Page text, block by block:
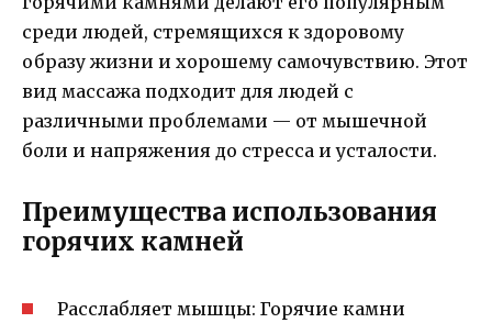
среди людей, стремящихся к здоровому
образу жизни и хорошему самочувствию. Этот
вид массажа подходит для людей с
различными проблемами — от мышечной
боли и напряжения до стресса и усталости.
Преимущества использования
горячих камней
Расслабляет мышцы: Горячие камни